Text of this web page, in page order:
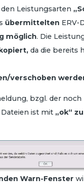
Leistungsarten
übermittelten ERV-
möglich. Die
da die bereits
verschoben
bzgl. der noch
ist mit „ok“ zu
Warn-Fenster